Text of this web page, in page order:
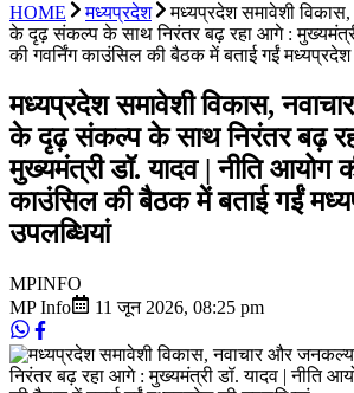
HOME
मध्यप्रदेश
मध्यप्रदेश समावेशी
के दृढ़ संकल्प के साथ निरंतर बढ़ रहा आगे :
की गवर्निंग काउंसिल की बैठक में बताई गईं मध्यप्रदेश
मध्यप्रदेश समावेशी विकास,
के दृढ़ संकल्प के साथ निरंतर बढ़
मुख्यमंत्री डॉ. यादव | नीति आयोग
काउंसिल की बैठक में बताई गईं
उपलब्धियां
MPINFO
MP Info
11 जून 2026, 08:25 pm